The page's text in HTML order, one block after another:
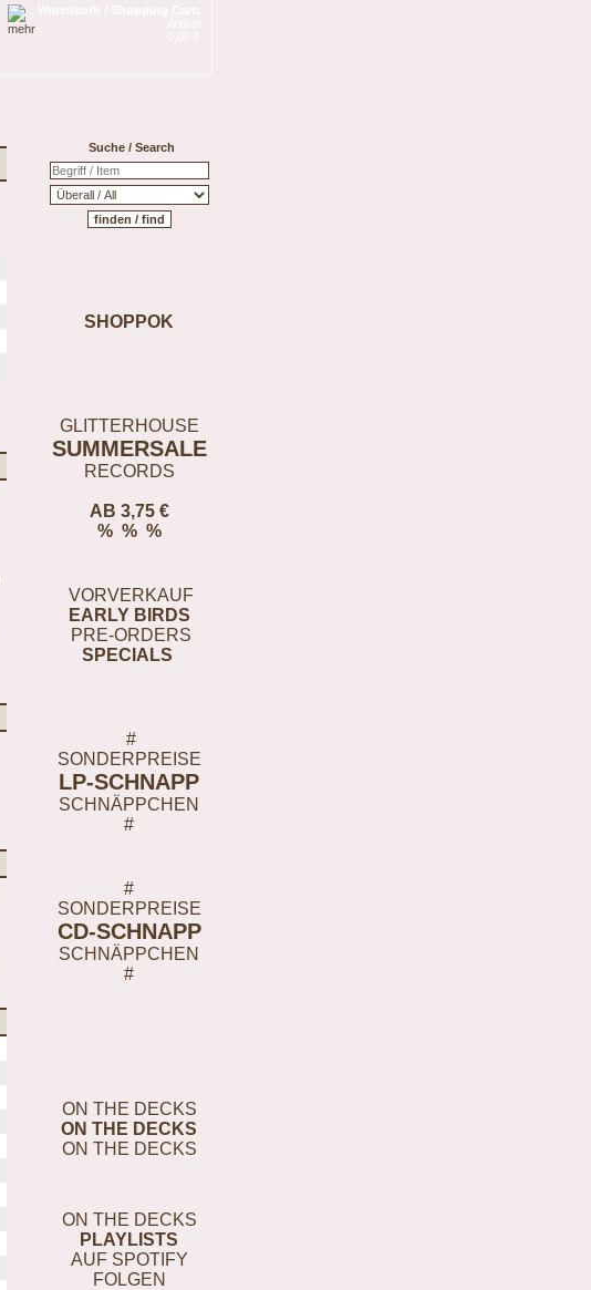
Suche / Search
SHOPPOK
GLITTERHOUSE
SUMMERSALE
RECORDS
AB 3,75 €
% % %
VORVERKAUF
EARLY BIRDS
PRE-ORDERS
SPECIALS
#
SONDERPREISE
LP-SCHNAPP
SCHNÄPPCHEN
#
#
SONDERPREISE
CD-SCHNAPP
SCHNÄPPCHEN
#
ON THE DECKS
ON THE DECKS
ON THE DECKS
ON THE DECKS
PLAYLISTS
AUF SPOTIFY
FOLGEN